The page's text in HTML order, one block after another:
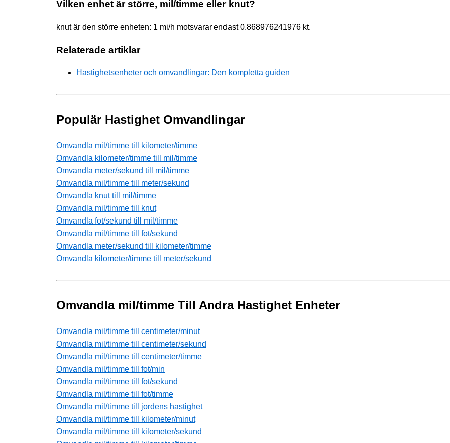
Vilken enhet är större, mil/timme eller knut?
knut är den större enheten: 1 mi/h motsvarar endast 0.868976241976 kt.
Relaterade artiklar
Hastighetsenheter och omvandlingar: Den kompletta guiden
Populär Hastighet Omvandlingar
Omvandla mil/timme till kilometer/timme
Omvandla kilometer/timme till mil/timme
Omvandla meter/sekund till mil/timme
Omvandla mil/timme till meter/sekund
Omvandla knut till mil/timme
Omvandla mil/timme till knut
Omvandla fot/sekund till mil/timme
Omvandla mil/timme till fot/sekund
Omvandla meter/sekund till kilometer/timme
Omvandla kilometer/timme till meter/sekund
Omvandla mil/timme Till Andra Hastighet Enheter
Omvandla mil/timme till centimeter/minut
Omvandla mil/timme till centimeter/sekund
Omvandla mil/timme till centimeter/timme
Omvandla mil/timme till fot/min
Omvandla mil/timme till fot/sekund
Omvandla mil/timme till fot/timme
Omvandla mil/timme till jordens hastighet
Omvandla mil/timme till kilometer/minut
Omvandla mil/timme till kilometer/sekund